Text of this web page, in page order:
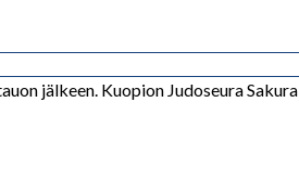
jälkeen. Kuopion Judoseura Sakura